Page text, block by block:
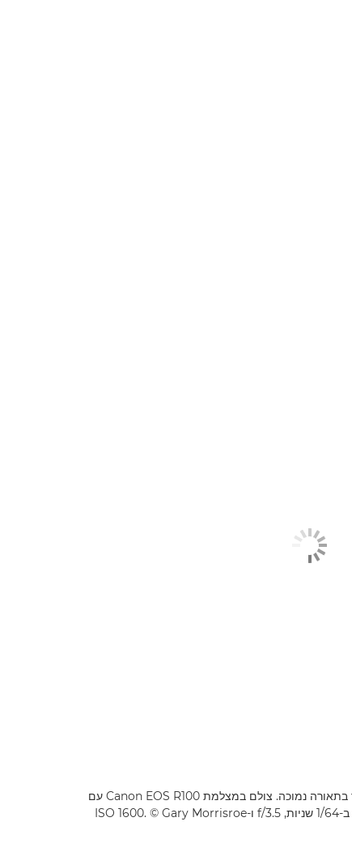
החיישן המוגדל מאפשר צילום טוב יותר בתאורה נמוכה. צולם במצלמת Canon EOS R100 עם
ב-1/64 שניות, f/3.5 ו-ISO 1600. ‎© Gary Morrisroe